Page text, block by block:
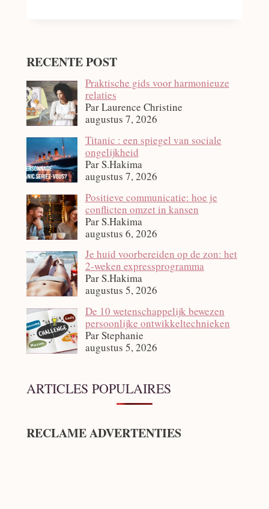
RECENTE POST
Praktische gids voor harmonieuze
relaties
Par Laurence Christine
augustus 7, 2026
Titanic : een spiegel van sociale
ongelijkheid
Par S.Hakima
augustus 7, 2026
Positieve communicatie: hoe je
conflicten omzet in kansen
Par S.Hakima
augustus 6, 2026
Je huid voorbereiden op de zon: het
2‑weken expressprogramma
Par S.Hakima
augustus 5, 2026
De 10 wetenschappelijk bewezen
persoonlijke ontwikkeltechnieken
Par Stephanie
augustus 5, 2026
ARTICLES POPULAIRES
RECLAME ADVERTENTIES